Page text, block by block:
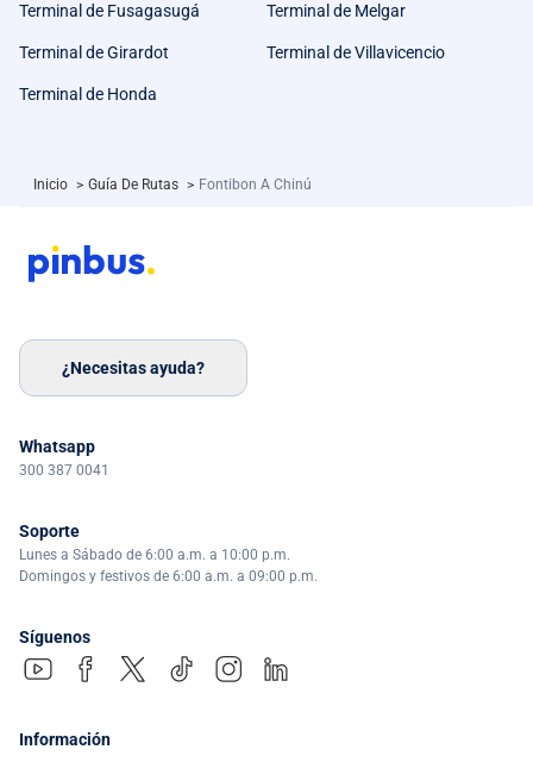
Terminal de Fusagasugá Terminal de Melgar
Terminal de Girardot Terminal de Villavicencio
Terminal de Honda
Inicio > Guía De Rutas > Fontibon A Chinú
¿Necesitas ayuda?
Whatsapp
300 387 0041
Soporte
Lunes a Sábado de 6:00 a.m. a 10:00 p.m.
Domingos y festivos de 6:00 a.m. a 09:00 p.m.
Síguenos
Información